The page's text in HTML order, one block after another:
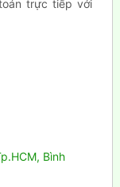
trực tiếp với
Bình